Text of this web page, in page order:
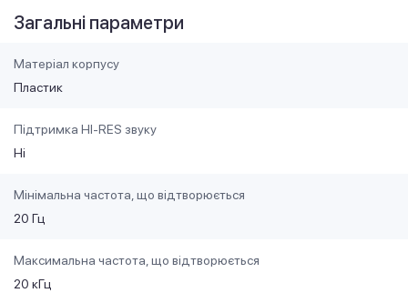
Загальні параметри
Матеріал корпусу
Пластик
Підтримка HI-RES звуку
Ні
Мінімальна частота, що відтворюється
20 Гц
Максимальна частота, що відтворюється
20 кГц